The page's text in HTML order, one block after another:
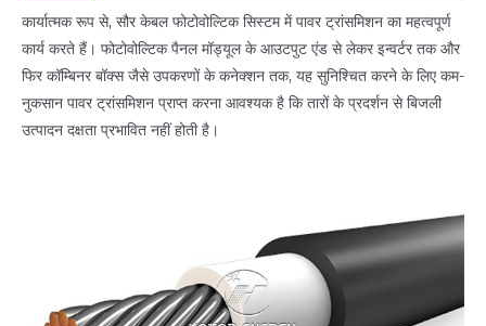
कार्यात्मक रूप से, सौर केबल फोटोवोल्टिक सिस्टम में पावर ट्रांसमिशन का महत्वपूर्ण
कार्य करते हैं। फोटोवोल्टिक पैनल मॉड्यूल के आउटपुट एंड से लेकर इन्वर्टर तक और
फिर कॉम्बिनर बॉक्स जैसे उपकरणों के कनेक्शन तक, यह सुनिश्चित करने के लिए कम-
नुकसान पावर ट्रांसमिशन प्राप्त करना आवश्यक है कि तारों के प्रदर्शन से बिजली
उत्पादन दक्षता प्रभावित नहीं होती है।